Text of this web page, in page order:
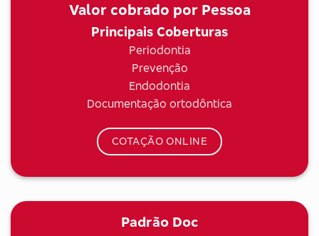
Valor cobrado por Pessoa
Principais Coberturas
Periodontia
Prevenção
Endodontia
Documentação ortodôntica
COTAÇÃO ONLINE
Padrão Doc